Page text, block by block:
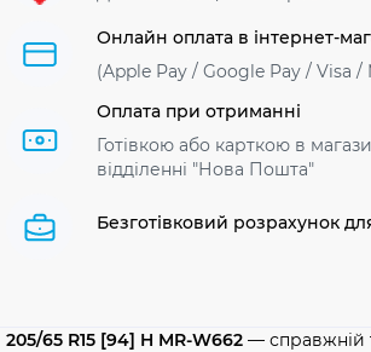
Онлайн оплата в інтернет-
(Apple Pay / Google Pay / Visa /
Оплата при отриманні
Готівкою або карткою в
відділенні "Нова Пошта"
Безготівковий розрахунок
205/65 R15 [94] H MR-W662 — справжній